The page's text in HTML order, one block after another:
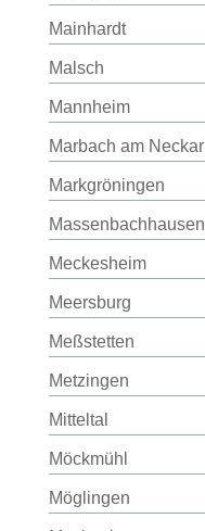
Mainhardt
Malsch
Mannheim
Marbach am Neckar
Markgröningen
Massenbachhausen
Meckesheim
Meersburg
Meßstetten
Metzingen
Mitteltal
Möckmühl
Möglingen